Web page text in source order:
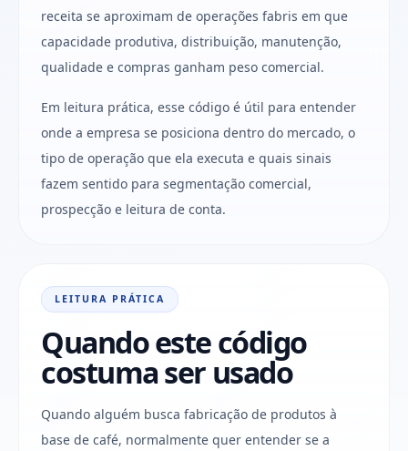
receita se aproximam de operações fabris em que
capacidade produtiva, distribuição, manutenção,
qualidade e compras ganham peso comercial.
Em leitura prática, esse código é útil para entender
onde a empresa se posiciona dentro do mercado, o
tipo de operação que ela executa e quais sinais
fazem sentido para segmentação comercial,
prospecção e leitura de conta.
LEITURA PRÁTICA
Quando este código
costuma ser usado
Quando alguém busca fabricação de produtos à
base de café, normalmente quer entender se a